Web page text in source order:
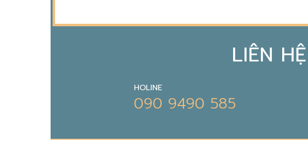
LIÊN
HOLINE
090 9490 585